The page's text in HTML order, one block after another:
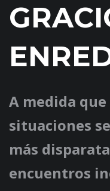
A medida
situaciones
más
encuentros